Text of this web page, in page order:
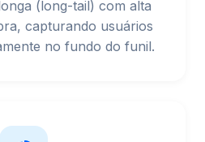
(long-tail) com alta
capturando usuários
no fundo do funil.